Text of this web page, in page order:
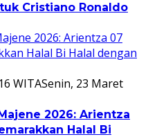
Cristiano Ronaldo
WITASenin, 23 Maret
2026: Arientza
Halal Bi